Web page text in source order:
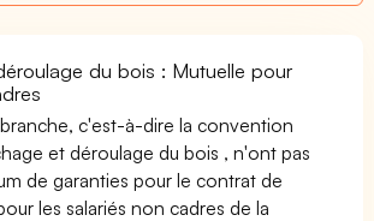
du bois : Mutuelle pour
c'est-à-dire la convention
et déroulage du bois , n'ont pas
de garanties pour le contrat de
les salariés non cadres de la